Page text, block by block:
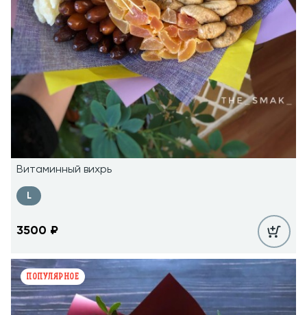
Витаминный вихрь
L
3500 ₽
ПОПУЛЯРНОЕ